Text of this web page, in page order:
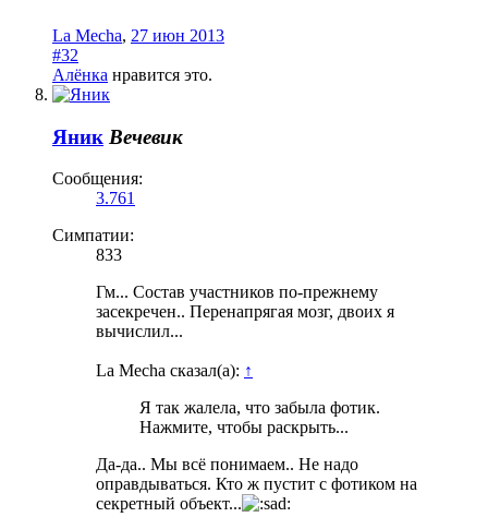
La Mecha, 27 июн 2013
#32
Алёнка нравится это.
Яник Вечевик
Сообщения:
3.761
Симпатии:
833
Гм... Состав участников по-прежнему
засекречен.. Перенапрягая мозг, двоих я
вычислил...
La Mecha сказал(а): ↑
Я так жалела, что забыла фотик.
Нажмите, чтобы раскрыть...
Да-да.. Мы всё понимаем.. Не надо
оправдываться. Кто ж пустит с фотиком на
секретный объект...